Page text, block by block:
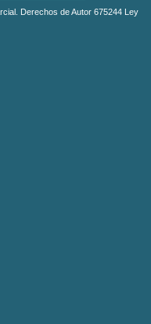
Derechos de Autor 675244 Ley